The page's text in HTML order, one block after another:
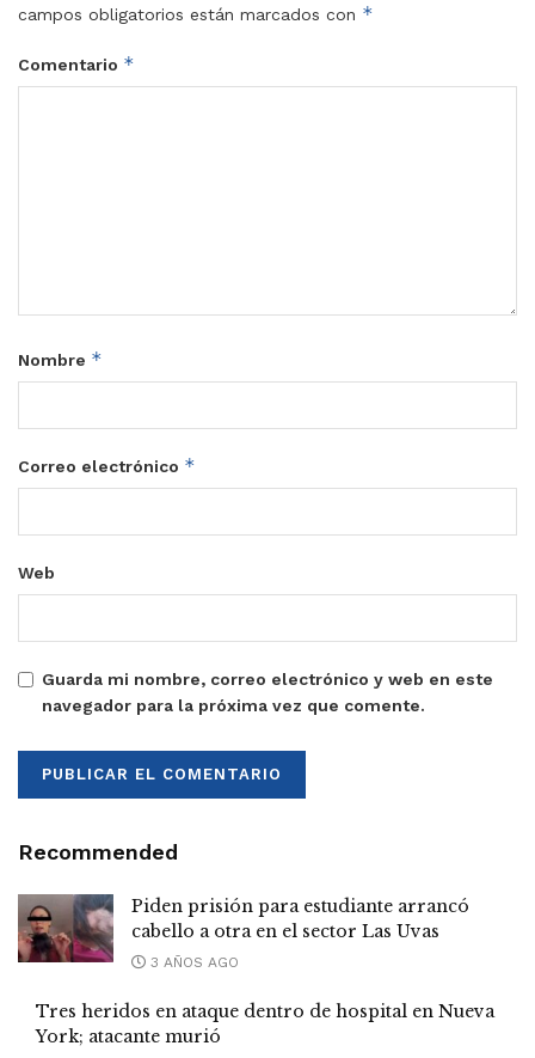
campos obligatorios están marcados con *
Comentario *
Nombre *
Correo electrónico *
Web
Guarda mi nombre, correo electrónico y web en este
navegador para la próxima vez que comente.
Recommended
Piden prisión para estudiante arrancó
cabello a otra en el sector Las Uvas
3 AÑOS AGO
Tres heridos en ataque dentro de hospital en Nueva
York; atacante murió